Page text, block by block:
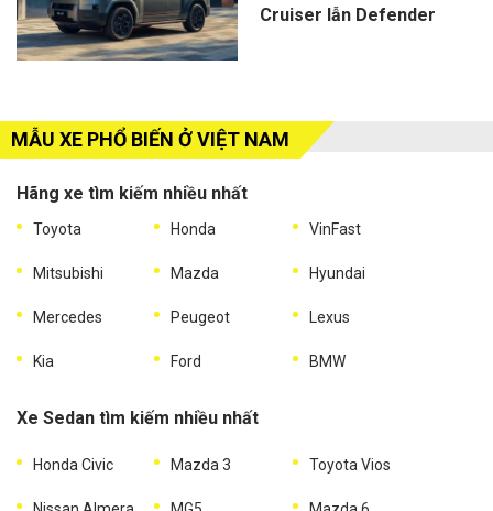
Cruiser lẫn Defender
MẪU XE PHỔ BIẾN Ở VIỆT NAM
Hãng xe tìm kiếm nhiều nhất
Toyota Honda VinFast
Mitsubishi Mazda Hyundai
Mercedes Peugeot Lexus
Kia Ford BMW
Xe Sedan tìm kiếm nhiều nhất
Honda Civic Mazda 3 Toyota Vios